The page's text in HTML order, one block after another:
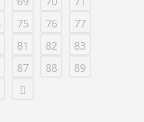
75 76
77
81 82
83
87 88
89